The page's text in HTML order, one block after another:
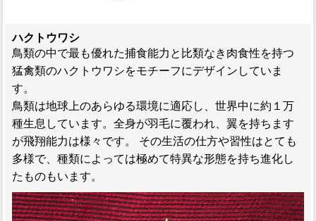
ハクトウワシ
鳥類の中で最も優れた捕食能力と比類なき肉食性を持つ
猛禽類のハクトウワシをモチーフにデザインしていま
す。
鳥類は地球上のあらゆる環境に適応し、世界中に約１万
種生息しています。全身が羽毛に覆われ、翼を持ちます
が飛翔能力は様々です。 その生活の仕方や習性はとても
多様で、種類によっては極めて特異な形態を持ち進化し
たものもいます。